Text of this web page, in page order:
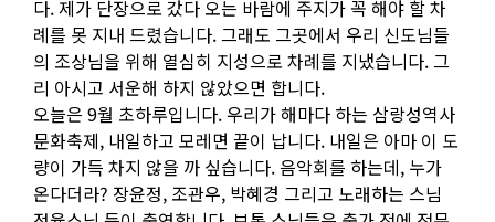
다. 제가 단장으로 갔다 오는 바람에 주지가 꼭 해야 할 차
례를 못 지내 드렸습니다. 그래도 그곳에서 우리 신도님들
의 조상님을 위해 열심히 지성으로 차례를 지냈습니다. 그
리 아시고 서운해 하지 않았으면 합니다.
오늘은 9월 초하루입니다. 우리가 해마다 하는 삼랑성역사
문화축제, 내일하고 모레면 끝이 납니다. 내일은 아마 이 도
량이 가득 차지 않을 까 싶습니다. 음악회를 하는데, 누가
온다더라? 장윤정, 조관우, 박혜경 그리고 노래하는 스님